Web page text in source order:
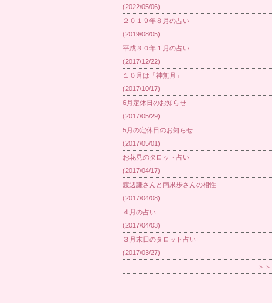
(2022/05/06)
２０１９年８月の占い
(2019/08/05)
平成３０年１月の占い
(2017/12/22)
１０月は「神無月」
(2017/10/17)
6月定休日のお知らせ
(2017/05/29)
5月の定休日のお知らせ
(2017/05/01)
お花見のタロット占い
(2017/04/17)
渡辺謙さんと南果歩さんの相性
(2017/04/08)
４月の占い
(2017/04/03)
３月末日のタロット占い
(2017/03/27)
＞